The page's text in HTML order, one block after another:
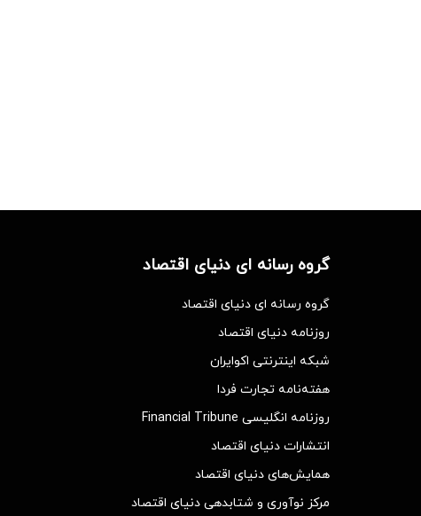
گروه رسانه ای دنیای اقتصاد
گروه رسانه ای دنیای اقتصاد
روزنامه دنیای اقتصاد
شبکه اینترنتی اکوایران
هفته‌نامه تجارت فردا
روزنامه انگلیسی Financial Tribune
انتشارات دنیای اقتصاد
همایش‌های دنیای اقتصاد
مرکز نوآوری و شتابدهی دنیای اقتصاد